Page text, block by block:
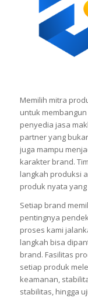
Memilih mitra
untuk
penyedia jasa
partner yang
juga mampu
karakter brand.
langkah produksi
produk nyata
Setiap brand
pentingnya
proses kami
langkah bisa
brand. Fasilitas
setiap produk
keamanan,
stabilitas, hingga